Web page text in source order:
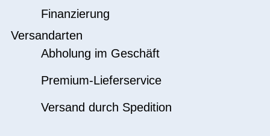
Finanzierung
Versandarten
Abholung im Geschäft
Premium-Lieferservice
Versand durch Spedition